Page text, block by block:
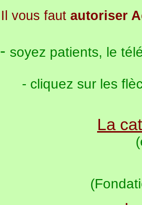
Il vous faut autoriser
- soyez patients, le
- cliquez sur les
La